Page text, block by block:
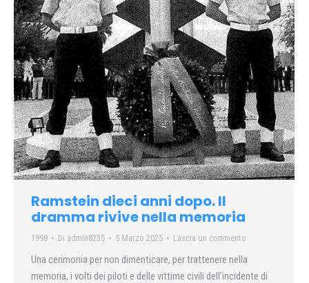
Ramstein dieci anni dopo. Il
dramma rivive nella memoria
1998 Di admin8235 5 Marzo 2025 Lascia un commento
Una cerimonia per non dimenticare, per trattenere nella
memoria, i volti dei piloti e delle vittime civili dell’incidente di